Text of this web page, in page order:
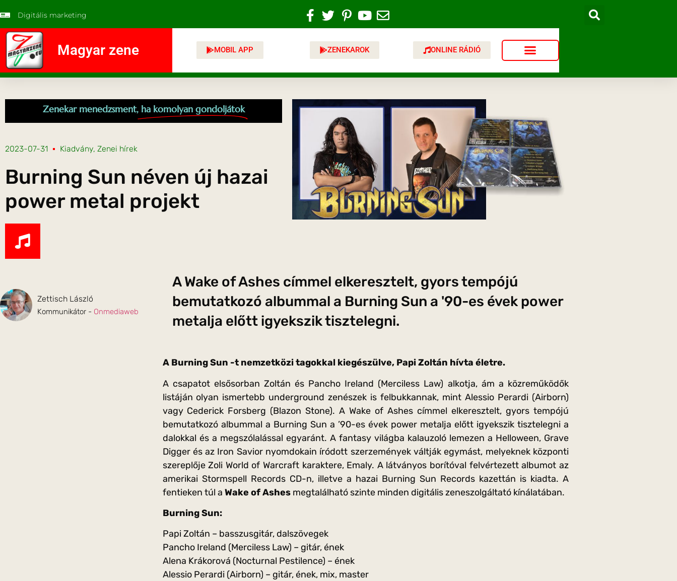
Digitális marketing
Magyar zene MOBIL APP ZENEKAROK ONLINE RÁDIÓ
Zenekar menedzsment, ha komolyan gondoljátok
2023-07-31 Kiadvány, Zenei hírek
Burning Sun néven új hazai
power metal projekt
Zettisch László
Kommunikátor - Onmediaweb
A Wake of Ashes címmel elkeresztelt, gyors tempójú
bemutatkozó albummal a Burning Sun a '90-es évek power
metalja előtt igyekszik tisztelegni.
A Burning Sun -t nemzetközi tagokkal kiegészülve, Papi Zoltán hívta életre.
A csapatot elsősorban Zoltán és Pancho Ireland (Merciless Law) alkotja, ám a közreműködők
listáján olyan ismertebb underground zenészek is felbukkannak, mint Alessio Perardi (Airborn)
vagy Cederick Forsberg (Blazon Stone). A Wake of Ashes címmel elkeresztelt, gyors tempójú
bemutatkozó albummal a Burning Sun a ’90-es évek power metalja előtt igyekszik tisztelegni a
dalokkal és a megszólalással egyaránt. A fantasy világba kalauzoló lemezen a Helloween, Grave
Digger és az Iron Savior nyomdokain íródott szerzemények váltják egymást, melyeknek központi
szereplője Zoli World of Warcraft karaktere, Emaly. A látványos borítóval felvértezett albumot az
amerikai Stormspell Records CD-n, illetve a hazai Burning Sun Records kazettán is kiadta. A
fentieken túl a Wake of Ashesmegtalálható szinte minden digitális zeneszolgáltató kínálatában.
Burning Sun:
Papi Zoltán – basszusgitár, dalszövegek
Pancho Ireland (Merciless Law) – gitár, ének
Alena Krákorová (Nocturnal Pestilence) – ének
Alessio Perardi (Airborn) – gitár, ének, mix, master